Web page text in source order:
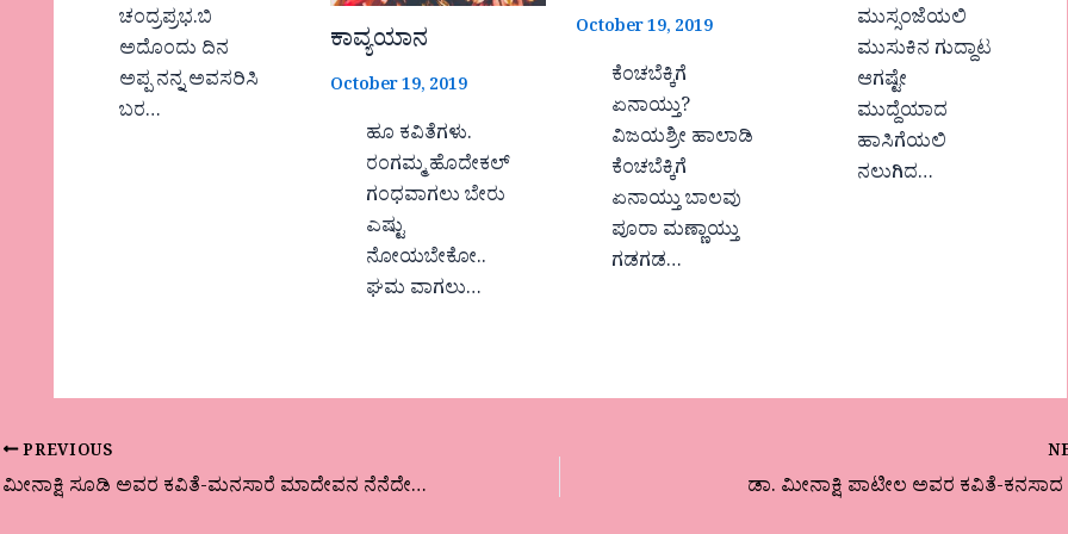
ಚಂದ್ರಪ್ರಭ.ಬಿ
ಅದೊಂದು ದಿನ
ಅಪ್ಪ ನನ್ನ ಅವಸರಿಸಿ
ಬರ…
ಕಾವ್ಯಯಾನ
October 19, 2019
ಹೂ ಕವಿತೆಗಳು.
ರಂಗಮ್ಮ ಹೊದೇಕಲ್
ಗಂಧವಾಗಲು ಬೇರು
ಎಷ್ಟು
ನೋಯಬೇಕೋ..
ಘಮ ವಾಗಲು…
October 19, 2019
ಕೆಂಚಬೆಕ್ಕಿಗೆ
ಏನಾಯ್ತು?
ವಿಜಯಶ್ರೀ ಹಾಲಾಡಿ
ಕೆಂಚಬೆಕ್ಕಿಗೆ
ಏನಾಯ್ತು ಬಾಲವು
ಪೂರಾ ಮಣ್ಣಾಯ್ತು
ಗಡಗಡ…
ಮುಸ್ಸಂಜೆಯಲಿ
ಮುಸುಕಿನ ಗುದ್ದಾಟ
ಆಗಷ್ಟೇ
ಮುದ್ದೆಯಾದ
ಹಾಸಿಗೆಯಲಿ
ನಲುಗಿದ…
PREVIOUS
ಮೀನಾಕ್ಷಿ ಸೂಡಿ ಅವರ ಕವಿತೆ-ಮನಸಾರೆ ಮಾದೇವನ ನೆನೆದೇವೋ. ಡಾ. ಮೀನಾಕ್ಷಿ ಪಾಟೀಲ ಅವರ ಕವಿತೆ-ಕನಸಾದ